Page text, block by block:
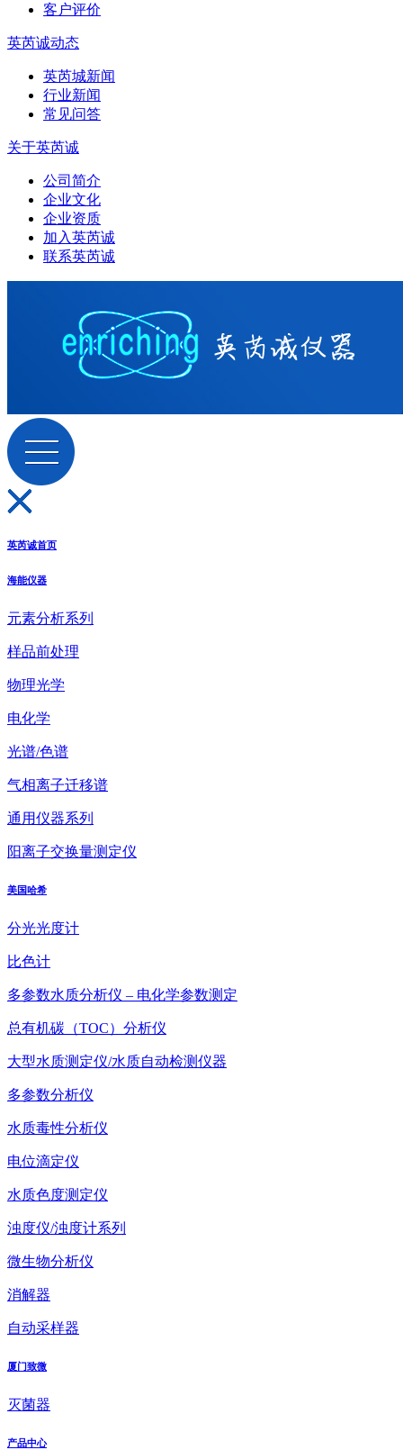
客户评价
英芮诚动态
英芮城新闻
行业新闻
常见问答
关于英芮诚
公司简介
企业文化
企业资质
加入英芮诚
联系英芮诚
英芮诚首页
海能仪器
元素分析系列
样品前处理
物理光学
电化学
光谱/色谱
气相离子迁移谱
通用仪器系列
阳离子交换量测定仪
美国哈希
分光光度计
比色计
多参数水质分析仪 – 电化学参数测定
总有机碳（TOC）分析仪
大型水质测定仪/水质自动检测仪器
多参数分析仪
水质毒性分析仪
电位滴定仪
水质色度测定仪
浊度仪/浊度计系列
微生物分析仪
消解器
自动采样器
厦门致微
灭菌器
产品中心